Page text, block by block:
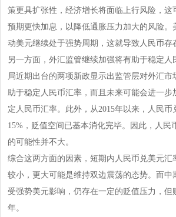
策更具扩张性，经济增长将面临上行风险，这
预期更快加息，以降低通胀压力加大的风险。
动美元继续处于强势周期，这就导致人民币存
另一方面，外汇监管继续加强将有助于稳定人
局近期出台的两项新政显示出监管层对外汇市
助于稳定人民币汇率，而且未来可能会进一步
定人民币汇率。此外，从2015年以来，人民
15%，贬值空间已基本消化完毕。因此，人民
的可能性并不大。
综合这两方面的因素，短期内人民币兑美元汇
较小，更大可能是维持双边震荡的态势。而中
受强势美元影响，仍存在一定的贬值压力，但
年。